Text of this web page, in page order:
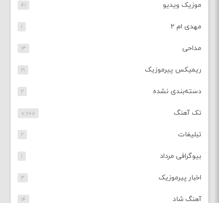
موزیک ویدیو ۴۱
مهدی ام ۲ ۱
مداحی ۱۳
ریمیکس پیرموزیک ۲۱
دسته‌بندی نشده ۲
تک آهنگ ۷,۷۶۷
تبلیغات ۲
بیوگرافی مرداد ۱
اخبار پیرموزیک ۳
آهنگ شاد ۱۴